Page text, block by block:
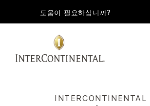
도움이 필요하십니까?
INTERCONTINENTAL